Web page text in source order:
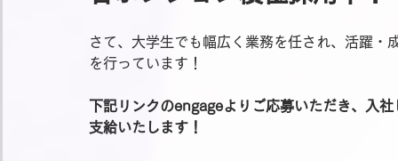
さて、大学生でも幅広く業務を任され、活躍
を行っています！
下記リンクのengageよりご応募いただき、入
支給いたします！